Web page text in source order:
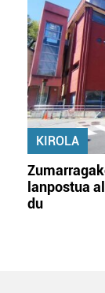
KIROLA
lanpostua
du